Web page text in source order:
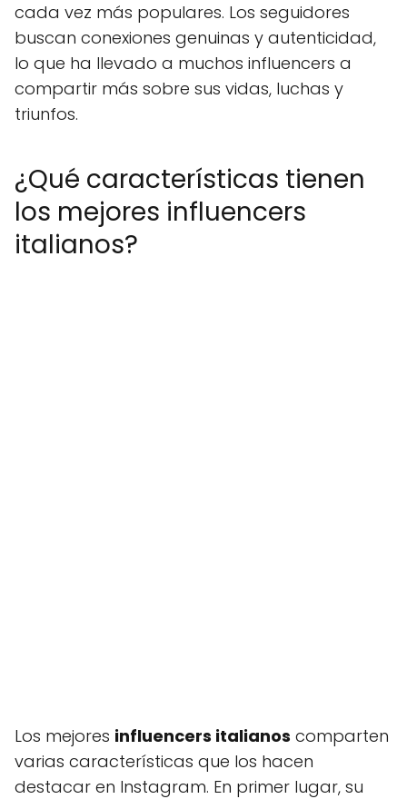
cada vez más populares. Los seguidores
buscan conexiones genuinas y autenticidad,
lo que ha llevado a muchos influencers a
compartir más sobre sus vidas, luchas y
triunfos.
¿Qué características tienen
los mejores influencers
italianos?
Los mejores influencers italianos comparten
varias características que los hacen
destacar en Instagram. En primer lugar, su